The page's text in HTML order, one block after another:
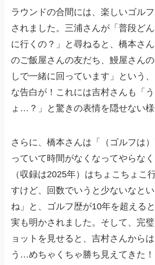
ラウンドの合間には、楽しいゴル
されました。三浦さんが「普段ど
に行くの？」と尋ねると、橋本さ
のご飯屋さんの友だち、鰻屋さん
しで一緒に回っています」という
な告白が！これには吉村さんも「
ょ…？」と驚きの表情を隠せない様
さらに、橋本さんは「（ゴルフは
っていて時間がなくなってやらな
（収録は2025年）はちょこちょこ
すけど、回数でいうと少ないなと
ね」と、ゴルフ歴が10年を超える
実も明かされました。そして、完
ョットを見せると、吉村さんから
う…めちゃくちゃ勝ち見えてきた